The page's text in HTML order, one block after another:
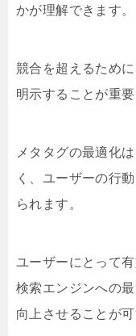
かが理解できます。
競合を超えるため
明示することが重要
メタタグの最適化
く、ユーザーの行
られます。
ユーザーにとって
検索エンジンへの
向上させることが可